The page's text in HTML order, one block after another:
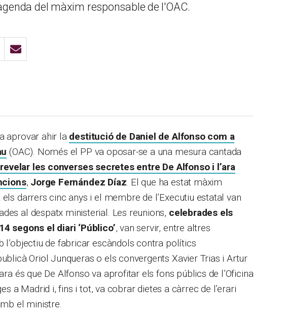
del màxim responsable de l'OAC.
aprovar ahir la destitució de Daniel de Alfonso com a
(OAC). Només el PP va oposar-se a una mesura cantada
revelar les converses secretes entre De Alfonso i l’ara
, Jorge Fernández Díaz. El que ha estat màxim
els darrers cinc anys i el membre de l’Executiu estatal van
al despatx ministerial. Les reunions, celebrades els
segons el diari ‘Público’, van servir, entre altres
l’objectiu de fabricar escàndols contra polítics
Oriol Junqueras o els convergents Xavier Trias i Artur
és que De Alfonso va aprofitar els fons públics de l’Oficina
a Madrid i, fins i tot, va cobrar dietes a càrrec de l’erari
el ministre.